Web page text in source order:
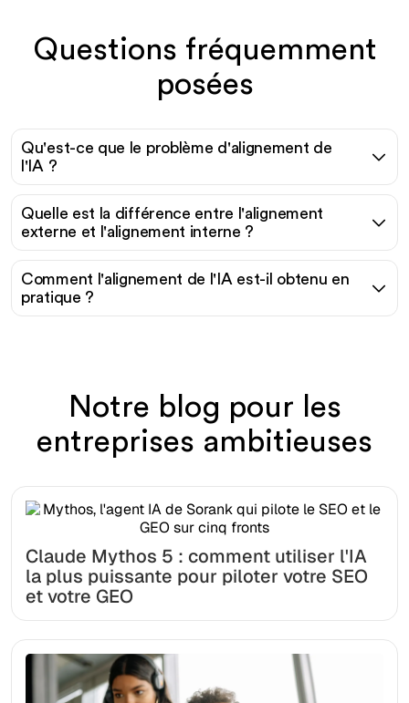
Questions fréquemment
posées
Qu'est-ce que le problème d'alignement de
l'IA ?
Quelle est la différence entre l'alignement
externe et l'alignement interne ?
Comment l'alignement de l'IA est-il obtenu en
pratique ?
Notre blog pour les
entreprises ambitieuses
Claude Mythos 5 : comment utiliser l'IA
la plus puissante pour piloter votre SEO
et votre GEO